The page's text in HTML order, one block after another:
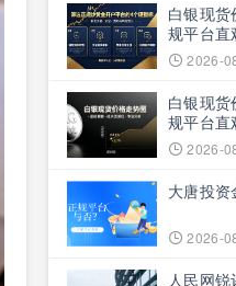
白银现
规平台直
2026-
白银现
规平台直
2026-
大唐投资
2026-
人民网